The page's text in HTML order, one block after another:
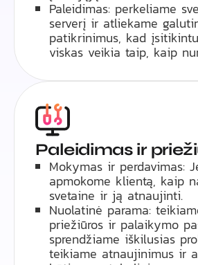
Paleidimas: perkeliame
serverį ir atliekame
patikrinimus, kad
viskas veikia taip, kaip
Paleidimas ir
Mokymas ir perdavimas:
apmokome klientą, kaip
svetaine ir ją atnaujinti.
Nuolatinė parama:
priežiūros ir palaikymo
sprendžiame iškilusias
teikiame atnaujinimus ir